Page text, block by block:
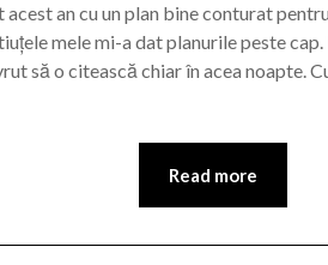
an cu un plan bine conturat
mele mi-a dat planurile peste
să o citească chiar în acea noapte.
Read more